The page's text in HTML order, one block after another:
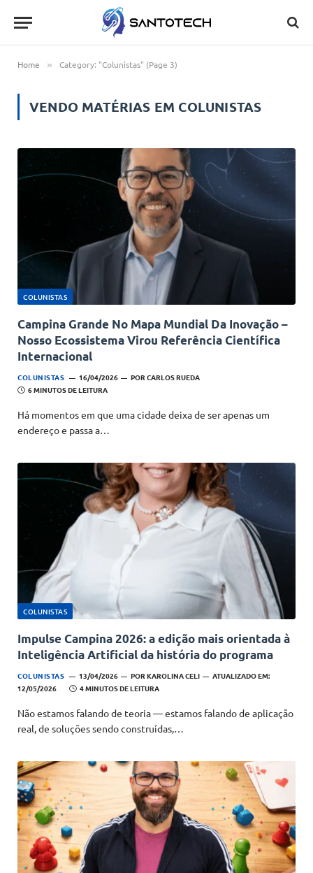
Home » Category: "Colunistas" (Page 3)
VENDO MATÉRIAS EM COLUNISTAS
COLUNISTAS
Campina Grande No Mapa Mundial Da Inovação –
Nosso Ecossistema Virou Referência Científica
Internacional
COLUNISTAS 16/04/2026 POR CARLOS RUEDA
6 MINUTOS DE LEITURA
Há momentos em que uma cidade deixa de ser apenas um
endereço e passa a…
COLUNISTAS
Impulse Campina 2026: a edição mais orientada à
Inteligência Artificial da história do programa
COLUNISTAS 13/04/2026 POR KAROLINA CELI
ATUALIZADO EM:
12/05/2026
4 MINUTOS DE LEITURA
Não estamos falando de teoria — estamos falando de aplicação
real, de soluções sendo construídas,…